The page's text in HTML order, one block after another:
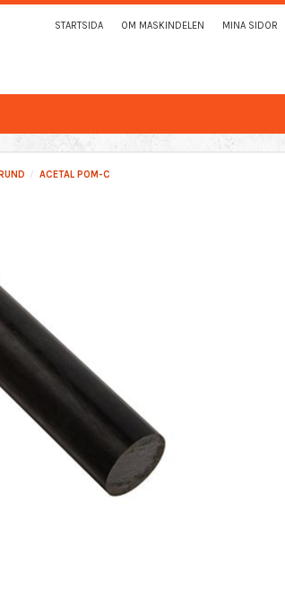
STARTSIDA OM MASKINDELEN MINA SIDOR
ACETAL POM-C